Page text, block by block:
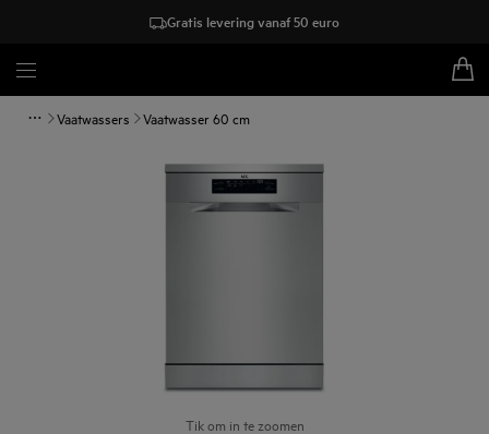
Gratis levering vanaf 50 euro
Vaatwassers Vaatwasser 60 cm
Tik om in te zoomen